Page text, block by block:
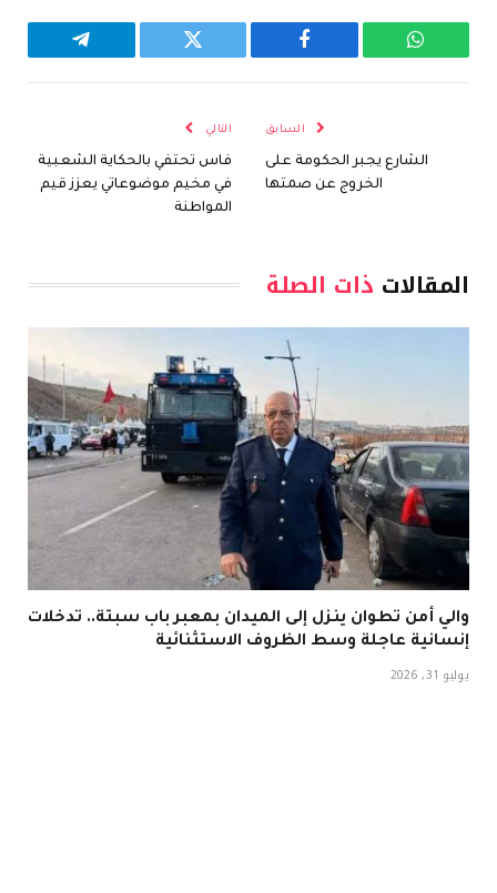
واتساب فيسبوك تويتر تيلقرام
السابق
الشارع يجبر الحكومة على
الخروج عن صمتها
التالي
فاس تحتفي بالحكاية الشعبية
في مخيم موضوعاتي يعزز قيم
المواطنة
المقالات ذات الصلة
والي أمن تطوان ينزل إلى الميدان بمعبر باب سبتة.. تدخلات
إنسانية عاجلة وسط الظروف الاستثنائية
يوليو 31, 2026